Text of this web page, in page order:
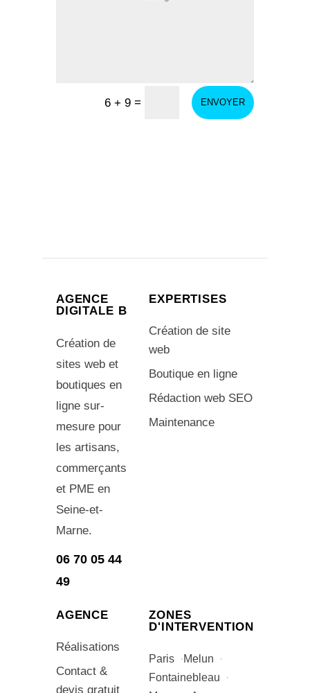
6 + 9 = ENVOYER
AGENCE
DIGITALE B
Création de
sites web et
boutiques en
ligne sur-
mesure pour
les artisans,
commerçants
et PME en
Seine-et-
Marne.
06 70 05 44
49
EXPERTISES
Création de site
web
Boutique en ligne
Rédaction web SEO
Maintenance
AGENCE
Réalisations
Contact &
devis gratuit
ZONES
D'INTERVENTION
Paris
Melun
Fontainebleau